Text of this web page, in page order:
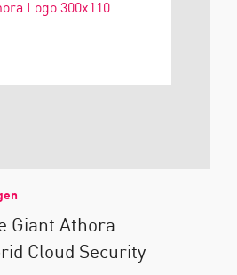
Giant Athora
Cloud Security